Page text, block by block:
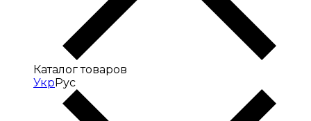
Каталог товаров
УкрРус